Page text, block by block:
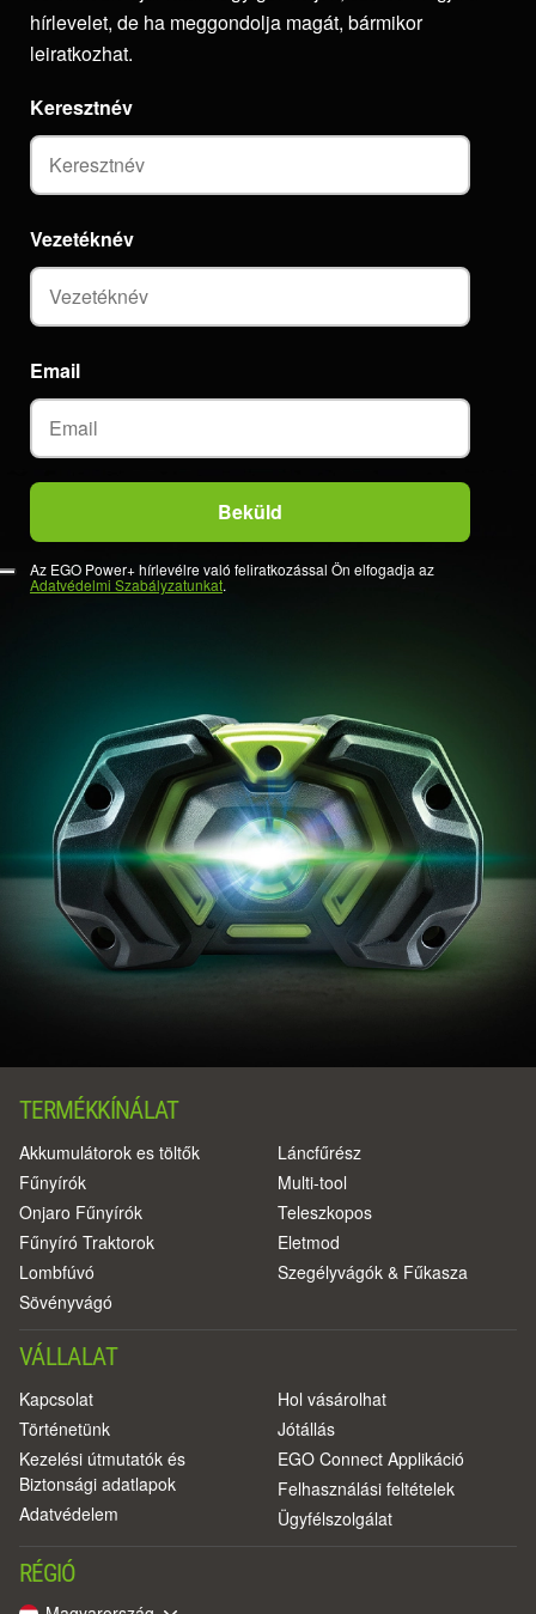
hírlevelet, de ha meggondolja magát, bármikor
leiratkozhat.
Email
Keresztnév
Vezetéknév
Az EGO Power+ hírlevélre való feliratkozással Ön elfogadja az
Adatvédelmi Szabályzatunkat.
TERMÉKKÍNÁLAT
Akkumulátorok es töltők
Fűnyírók
Onjaro Fűnyírók
Fűnyíró Traktorok
Lombfúvó
Sövényvágó
Láncfűrész
Multi-tool
Teleszkopos
Eletmod
Szegélyvágók & Fűkasza
VÁLLALAT
Kapcsolat
Történetünk
Kezelési útmutatók és
Biztonsági adatlapok
Adatvédelem
Hol vásárolhat
Jótállás
EGO Connect Applikáció
Felhasználási feltételek
Ügyfélszolgálat
RÉGIÓ